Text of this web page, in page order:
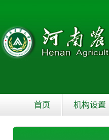
首页 机构设置